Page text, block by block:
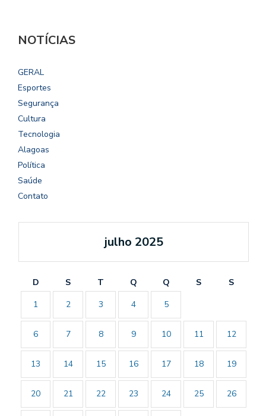
NOTÍCIAS
GERAL
Esportes
Segurança
Cultura
Tecnologia
Alagoas
Política
Saúde
Contato
julho 2025
D S T Q Q S
S
1
2 3 4 5
6 7 8 9 10 11 12
13 14 15 16 17 18 19
20 21 22 23 24 25 26